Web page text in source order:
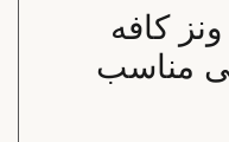
کافه
مناسب